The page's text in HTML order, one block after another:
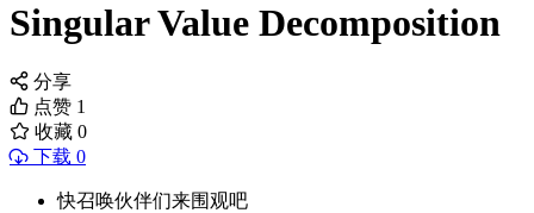
Singular Value Decomposition
分享
点赞 1
收藏 0
下载 0
快召唤伙伴们来围观吧